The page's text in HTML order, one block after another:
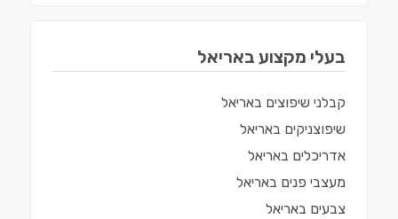
בעלי מקצוע באריאל
קבלני שיפוצים באריאל
שיפוצניקים באריאל
אדריכלים באריאל
מעצבי פנים באריאל
צבעים באריאל